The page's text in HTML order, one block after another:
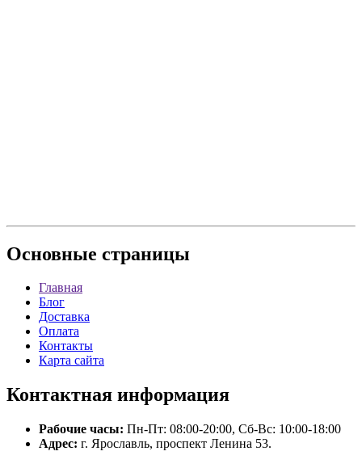
Основные страницы
Главная
Блог
Доставка
Оплата
Контакты
Карта сайта
Контактная информация
Рабочие часы: Пн-Пт: 08:00-20:00, Сб-Вс: 10:00-18:00
Адрес: г. Ярославль, проспект Ленина 53.